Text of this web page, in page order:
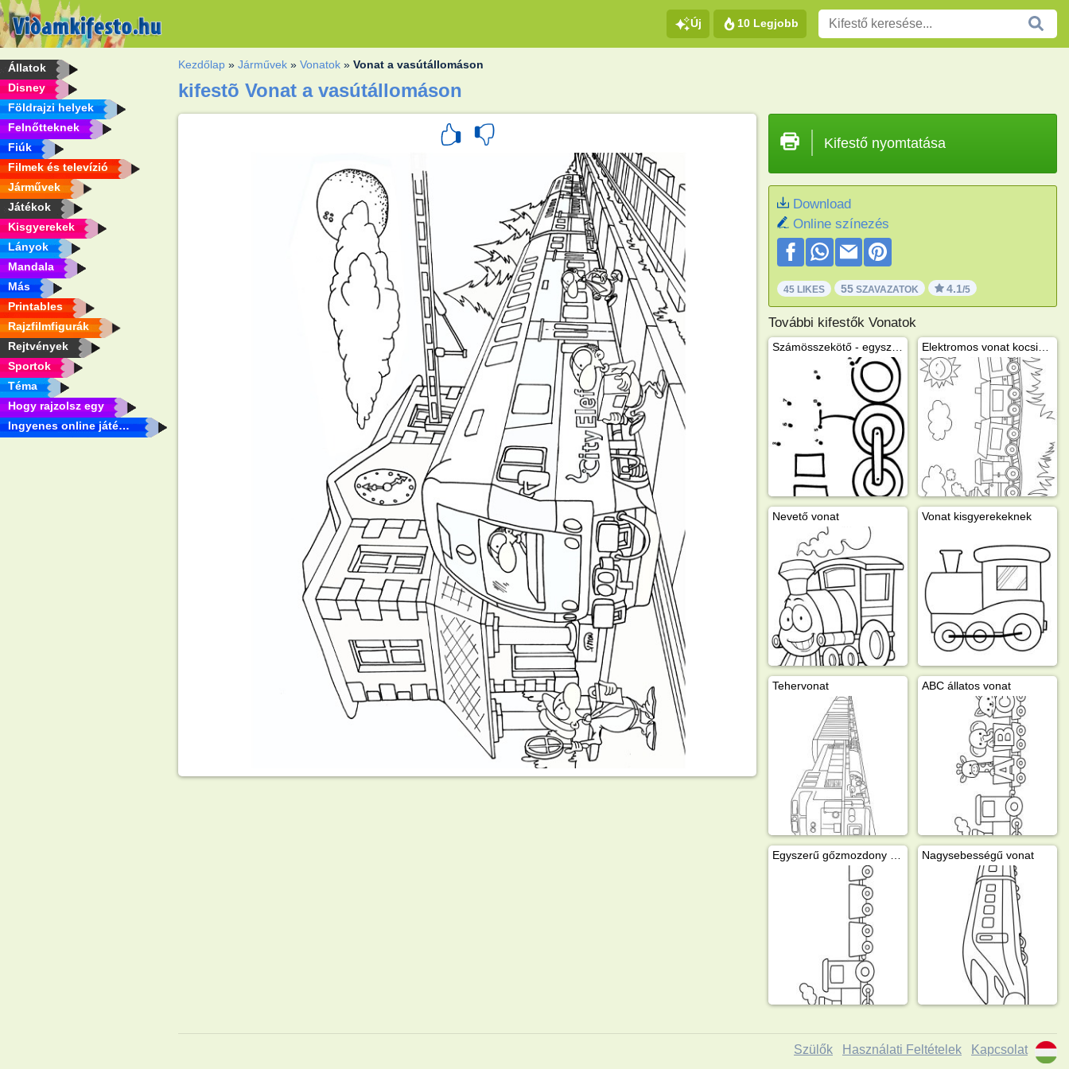
Új 10 Legjobb
Állatok
Disney
Földrajzi helyek
Felnőtteknek
Fiúk
Filmek és televízió
Járművek
Játékok
Kisgyerekek
Lányok
Mandala
Más
Printables
Rajzfilmfigurák
Rejtvények
Sportok
Téma
Hogy rajzolsz egy
Ingyenes online játékok
Kezdőlap »Járművek »Vonatok »Vonat a vasútállomáson
kifestõ Vonat a vasútállomáson
Kifestő nyomtatása
Download
Online színezés
45 LIKES 55SZAVAZATOK 4.1/5
További kifestők Vonatok
Számösszekötő - egyszerű mozdony Elektromos vonat kocsikkal
Nevető vonat Vonat kisgyerekeknek
Tehervonat ABC állatos vonat
Nagysebességű vonat
Szülők Használati Feltételek Kapcsolat